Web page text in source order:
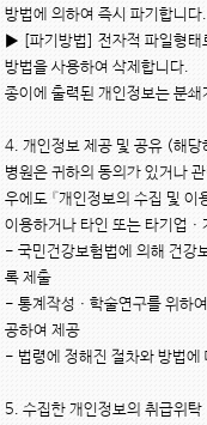
방법에 의하여 즉시 파기합니다.
▶ [파기방법] 전자적 파일형태
방법을 사용하여 삭제합니다.
종이에 출력된 개인정보는 분
4. 개인정보 제공 및 공유 (해당
병원은 귀하의 동의가 있거나
우에도 『개인정보의 수집 및
이용하거나 타인 또는 타기업
- 국민건강보험법에 의해 건강
록 제출
- 통계작성ㆍ학술연구를 위하
공하여 제공
- 법령에 정해진 절차와 방법에
5. 수집한 개인정보의 취급위